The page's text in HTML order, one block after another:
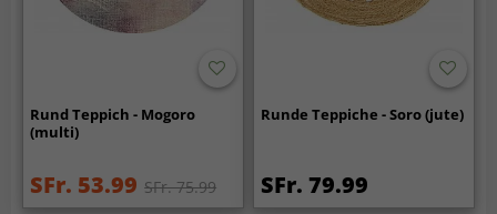
Rund Teppich - Mogoro
(multi)
SFr. 53.99 SFr. 75.99
Runde Teppiche - Soro (jute)
SFr. 79.99